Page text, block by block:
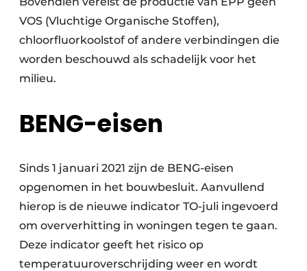
VOS (Vluchtige Organische Stoffen),
chloorfluorkoolstof of andere verbindingen die
worden beschouwd als schadelijk voor het
milieu.
BENG-eisen
Sinds 1 januari 2021 zijn de BENG-eisen
opgenomen in het bouwbesluit. Aanvullend
hierop is de nieuwe indicator TO-juli ingevoerd
om oververhitting in woningen tegen te gaan.
Deze indicator geeft het risico op
temperatuuroverschrijding weer en wordt